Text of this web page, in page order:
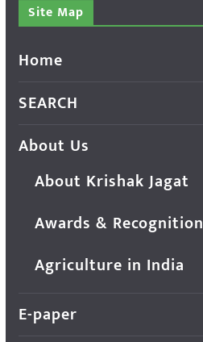
Site Map
Home
SEARCH
About Us
About Krishak Jagat
Awards & Recognition
Agriculture in India
E-paper